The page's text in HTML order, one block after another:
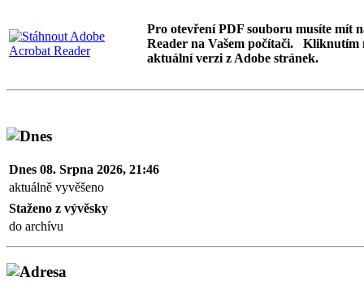
Pro otevření PDF souboru musíte mít
Reader na Vašem počítači. Kliknutím
aktuální verzi z Adobe stránek.
Dnes 08. Srpna 2026, 21:46
aktuálně vyvěšeno
Staženo z vývěsky
do archívu